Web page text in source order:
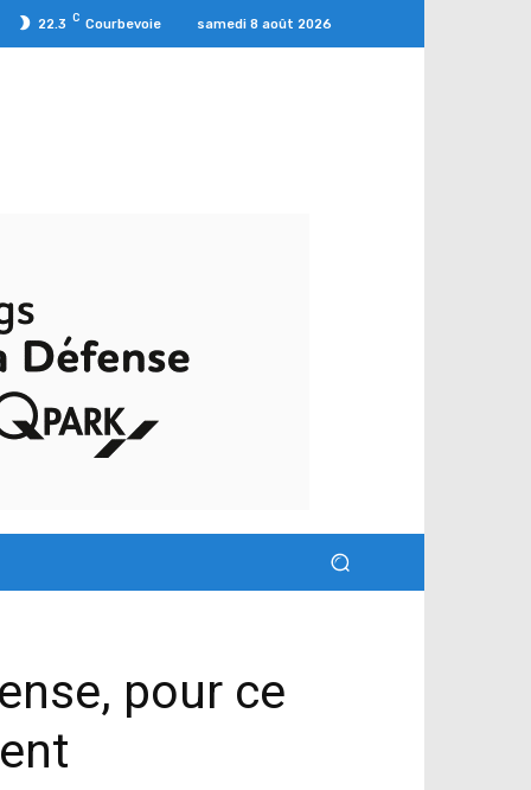
22.3 C Courbevoie samedi 8 août 2026
pour ce